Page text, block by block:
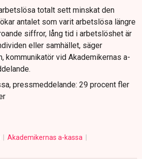
totalt sett minskat den
antalet som varit arbetslösa längre
siffror, lång tid i arbetslöshet är
eller samhället, säger
kommunikatör vid Akademikernas a-
pressmeddelande: 29 procent fler
Akademikernas a-kassa